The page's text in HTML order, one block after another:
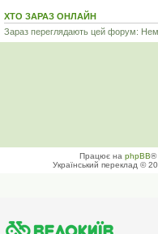
ХТО ЗАРАЗ ОНЛАЙН
Зараз переглядають цей форум:
Працює на phpBB®
Український переклад ©